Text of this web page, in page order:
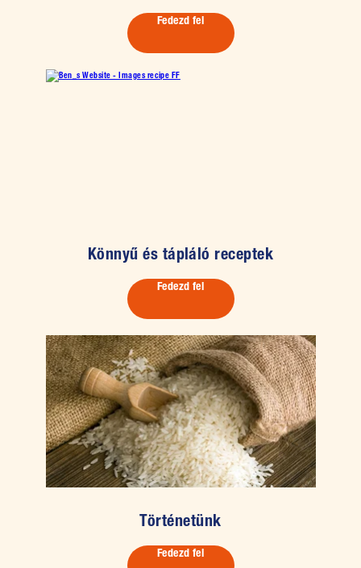
Fedezd fel
Könnyű és tápláló receptek
Fedezd fel
Történetünk
Fedezd fel